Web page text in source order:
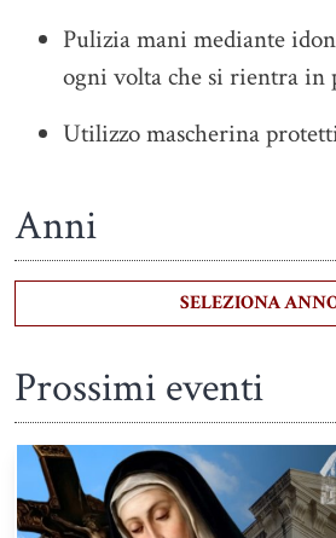
Pulizia mani mediante
ogni volta che si rientra in
Utilizzo mascherina
Anni
SELEZIONA
Prossimi eventi